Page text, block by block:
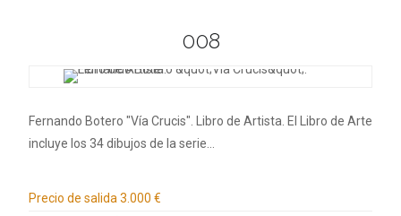
008
Fernando Botero "Vía Crucis". Libro de Artista. El Libro de Arte
incluye los 34 dibujos de la serie…
Precio de salida3.000 €